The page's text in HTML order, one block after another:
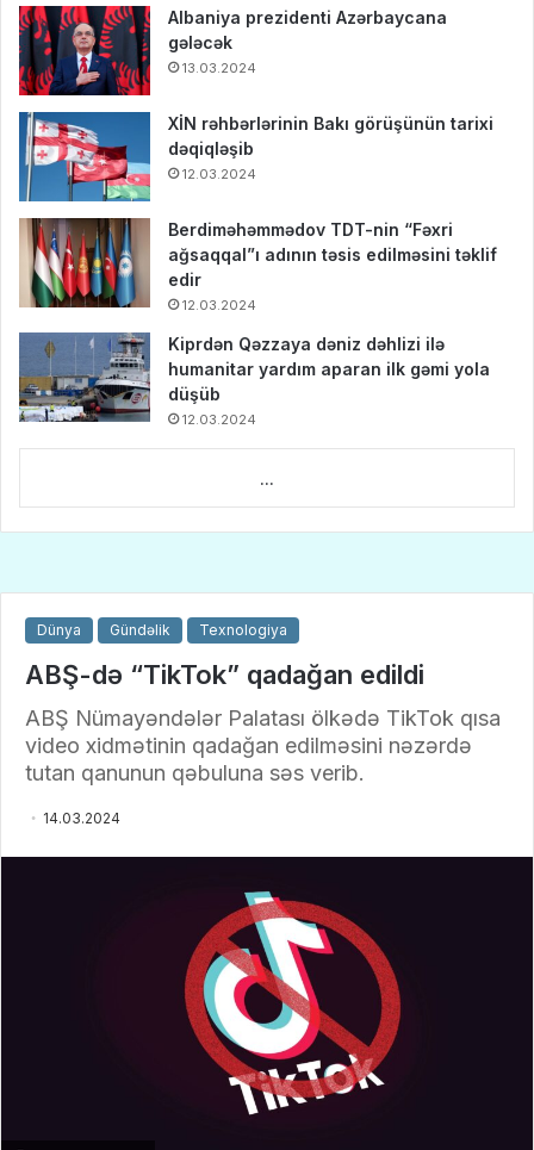
Albaniya prezidenti Azərbaycana
gələcək
13.03.2024
XİN rəhbərlərinin Bakı görüşünün tarixi
dəqiqləşib
12.03.2024
Berdiməhəmmədov TDT-nin “Fəxri
ağsaqqal”ı adının təsis edilməsini təklif
edir
12.03.2024
Kiprdən Qəzzaya dəniz dəhlizi ilə
humanitar yardım aparan ilk gəmi yola
düşüb
12.03.2024
...